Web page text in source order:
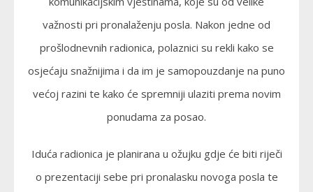
važnosti pri pronalaženju posla. Nakon jedne od
prošlodnevnih radionica, polaznici su rekli kako se
osjećaju snažnijima i da im je samopouzdanje na puno
većoj razini te kako će spremniji ulaziti prema novim
ponudama za posao.
Iduća radionica je planirana u ožujku gdje će biti riječi
o prezentaciji sebe pri pronalasku novoga posla te